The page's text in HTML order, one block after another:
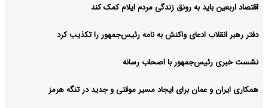
اقتصاد اربعین باید به رونق زندگی مردم ایلام کمک کند
دفتر رهبر انقلاب ادعای واکنش به نامه رئیس‌جمهور را تکذیب کرد
نشست خبری رئیس‌جمهور با اصحاب رسانه
همکاری ایران و عمان برای ایجاد مسیر موقتی و جدید در تنگه هرمز